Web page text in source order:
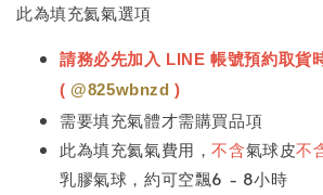
此為填充氦氣選項
請務必先加入 LINE 帳號預約取貨
( @825wbnzd )
需要填充氣體才需購買品項
此為填充氦氣費用，不含氣球皮不
乳膠氣球，約可空飄6 - 8小時